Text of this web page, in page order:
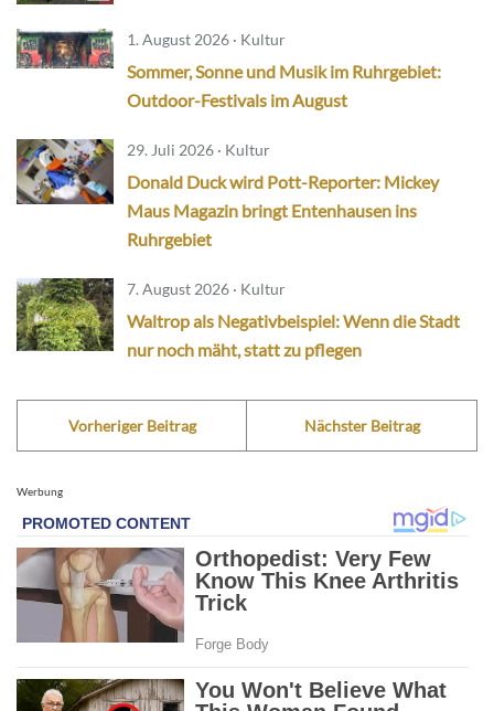
1. August 2026 · Kultur
Sommer, Sonne und Musik im Ruhrgebiet:
Outdoor-Festivals im August
29. Juli 2026 · Kultur
Donald Duck wird Pott-Reporter: Mickey
Maus Magazin bringt Entenhausen ins
Ruhrgebiet
7. August 2026 · Kultur
Waltrop als Negativbeispiel: Wenn die Stadt
nur noch mäht, statt zu pflegen
Vorheriger Beitrag Nächster Beitrag
Werbung